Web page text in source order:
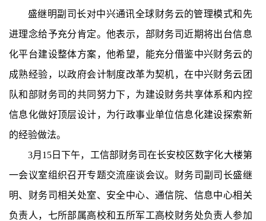
盛继明副司长对中兴通讯全球财务云的管理模式和先
进理念给予充分肯定。他表示， 部财务司近期将出台信息
化平台建设整体方案，他希望，能充分借鉴中兴财务云的
成熟经验，以政府会计制度改革为契机，在中兴财务云团
队和部财务司的共同努力下， 为建设财务共享体系和内控
信息化做好顶层设计，为行政事业单位信息化建设探索新
的经验做法。
3月 15 日下午，工信部财务司在长安校区数字化大楼第
一会议室组织召开专题交流座谈会议。财务司副司长盛继
明、财务司相关处室、安全中心、通信院、信息中心相关
负责人，七所部属高校和五所军工高校财务处负责人参加